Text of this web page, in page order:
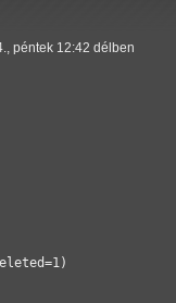
péntek 12:42 délben